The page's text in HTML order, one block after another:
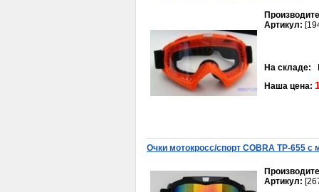
Артикул:
На складе:
Наша цена:
Очки мотокросс/спорт COBRA TP-655 с
Артикул: